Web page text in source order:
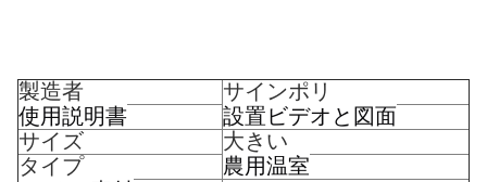
製造者 サインポリ
使用説明書 設置ビデオと図面
サイズ
大きい
タイプ
農用温室